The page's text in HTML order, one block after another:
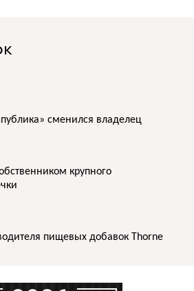
сменился владелец
крупного
пищевых добавок Thorne